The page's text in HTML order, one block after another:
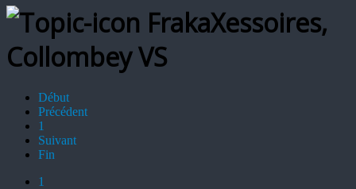
FrakaXessoires,
Collombey VS
Début
Précédent
1
Suivant
Fin
1